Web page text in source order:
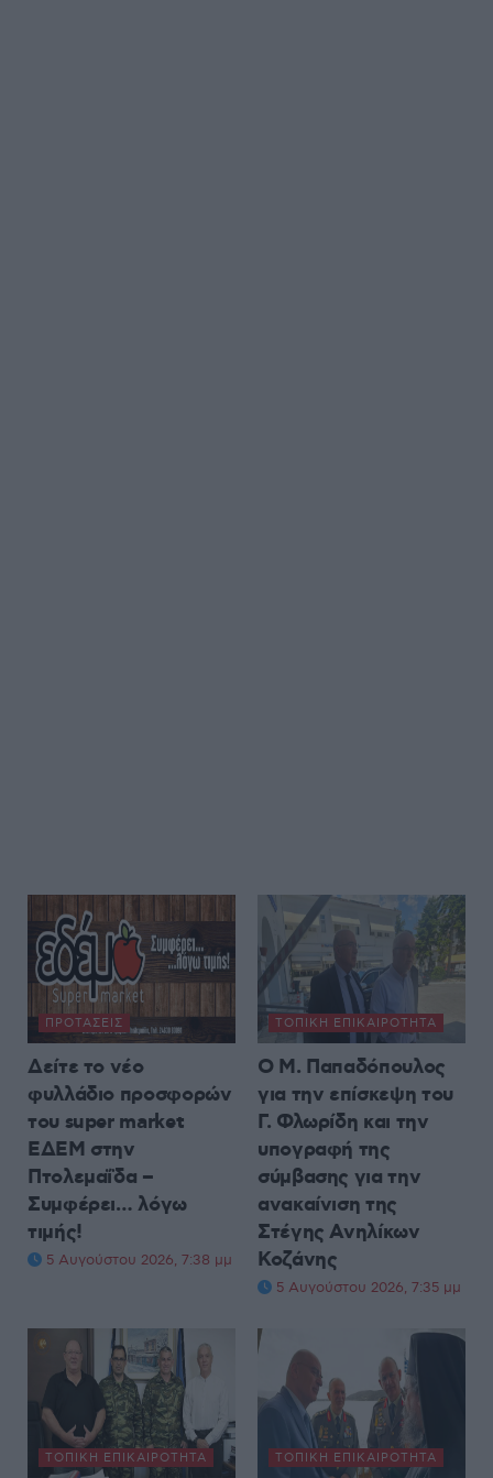
ΠΡΟΤΆΣΕΙΣ
Δείτε το νέο
φυλλάδιο προσφορών
του super market
ΕΔΕΜ στην
Πτολεμαΐδα –
Συμφέρει… λόγω
τιμής!
5 Αυγούστου 2026, 7:38 μμ
ΤΟΠΙΚΉ ΕΠΙΚΑΙΡΌΤΗΤΑ
Ο Μ. Παπαδόπουλος
για την επίσκεψη του
Γ. Φλωρίδη και την
υπογραφή της
σύμβασης για την
ανακαίνιση της
Στέγης Ανηλίκων
Κοζάνης
5 Αυγούστου 2026, 7:35 μμ
ΤΟΠΙΚΉ ΕΠΙΚΑΙΡΌΤΗΤΑ ΤΟΠΙΚΉ ΕΠΙΚΑΙΡΌΤΗΤΑ